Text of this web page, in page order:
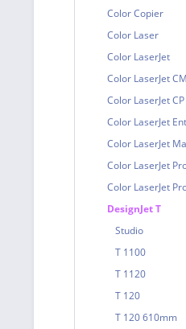
Color Copier
Color Laser
Color LaserJet
Color LaserJet CM
Color LaserJet CP
Color LaserJet
Color LaserJet
Color LaserJet
Color LaserJet
DesignJet T
Studio
T 1100
T 1120
T 120
T 120 610mm